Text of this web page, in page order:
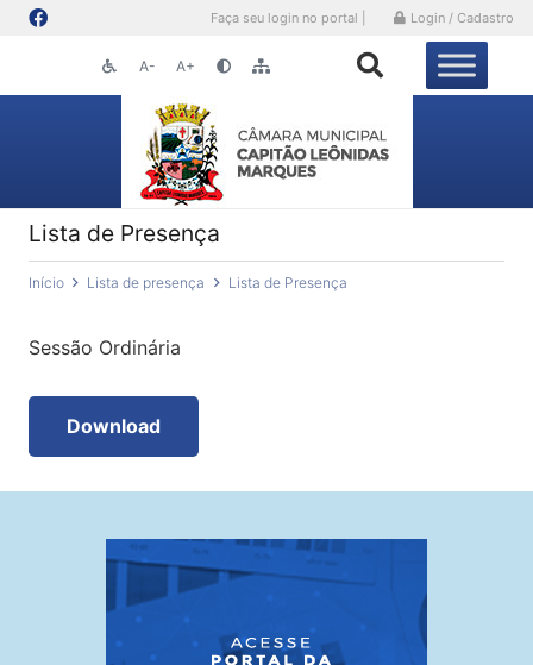
Faça seu login no portal | Login / Cadastro
A- A+
Lista de Presença
Início Lista de presença Lista de Presença
Sessão Ordinária
Download